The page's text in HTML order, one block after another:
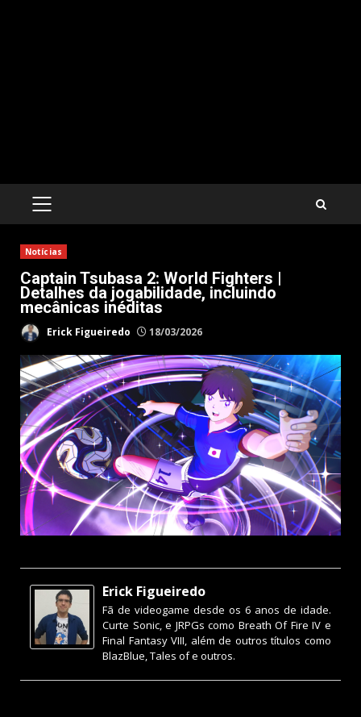
PRIMARY
Notícias
Captain Tsubasa 2: World Fighters |
Detalhes da jogabilidade, incluindo
mecânicas inéditas
Erick Figueiredo 18/03/2026
Erick Figueiredo
Fã de videogame desde os 6 anos de idade.
Curte Sonic, e JRPGs como Breath Of Fire IV e
Final Fantasy VIII, além de outros títulos como
BlazBlue, Tales of e outros.